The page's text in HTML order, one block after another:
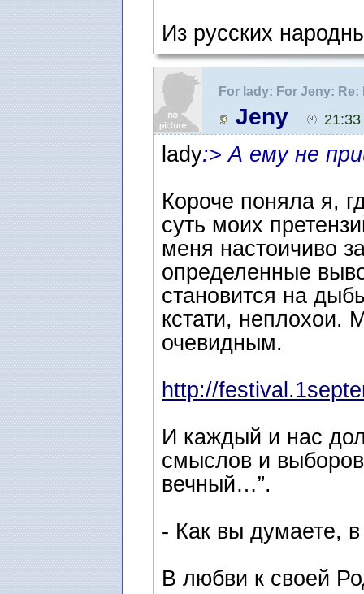
Из русских
For lady: For Jeny:
Jeny 21:33
lady:> А ему не
Короче поняла я,
суть моих
меня настоичиво
определенные
становится на
кстати, неплохои.
очевидным.
http://
И каждый и нас
смыслов и
вечный…”.
- Как вы думаете,
В любви к своей